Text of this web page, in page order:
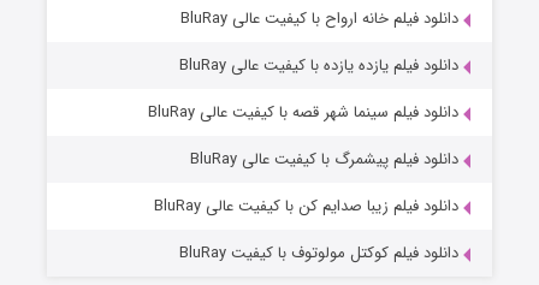
دانلود فیلم خانه ارواح با کیفیت عالی BluRay
دانلود فیلم یازده یازده با کیفیت عالی BluRay
دانلود فیلم سینما شهر قصه با کیفیت عالی BluRay
دانلود فیلم پیشمرگ با کیفیت عالی BluRay
دانلود فیلم زیبا صدایم کن با کیفیت عالی BluRay
دانلود فیلم کوکتل مولوتوف با کیفیت BluRay